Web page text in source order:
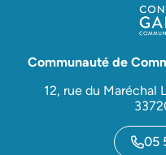
Communauté de
12, rue du
05